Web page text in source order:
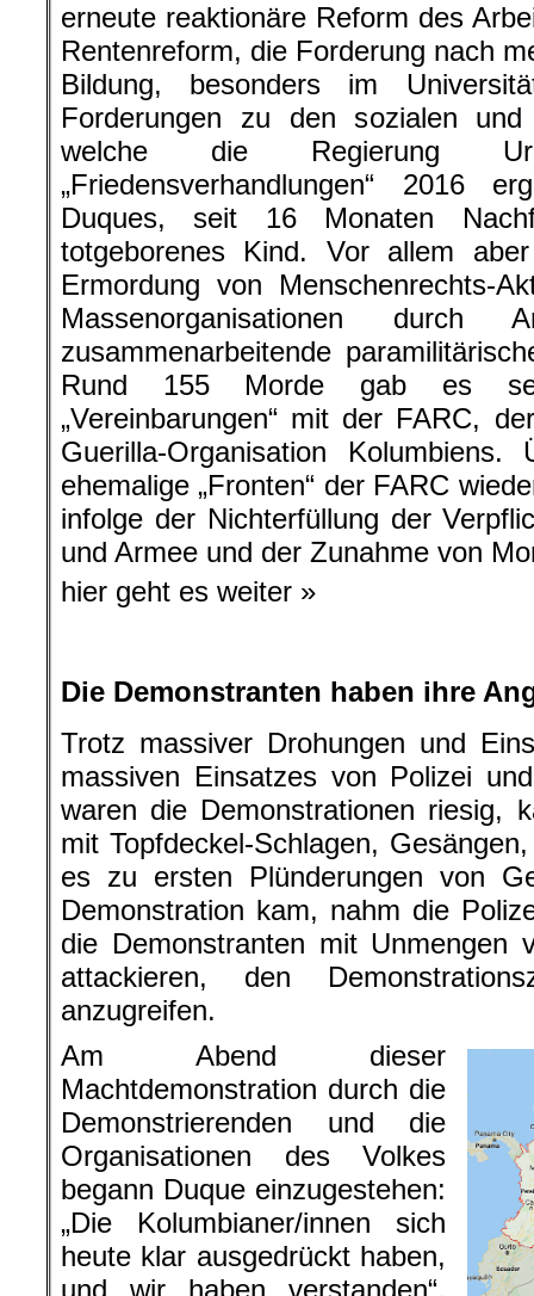
erneute reaktionäre Reform des
Rentenreform, die Forderung nach
Bildung, besonders im
Forderungen zu den sozialen und
welche die Regierung
„Friedensverhandlungen“ 2016
Duques, seit 16 Monaten
totgeborenes Kind. Vor allem
Ermordung von Menschenrechts-
Massenorganisationen
zusammenarbeitende
Rund 155 Morde gab es
„Vereinbarungen“ mit der FARC,
Guerilla-Organisation Kolumbiens.
ehemalige „Fronten“ der FARC
infolge der Nichterfüllung der
und Armee und der Zunahme von
hier geht es weiter »
Die Demonstranten haben ihre
Trotz massiver Drohungen und
massiven Einsatzes von Polizei und
waren die Demonstrationen riesig,
mit Topfdeckel-Schlagen,
es zu ersten Plünderungen von
Demonstration kam, nahm die
die Demonstranten mit Unmengen
attackieren, den
anzugreifen.
Am Abend dieser
Machtdemonstration durch die
Demonstrierenden und die
Organisationen des Volkes
begann Duque einzugestehen:
„Die Kolumbianer/innen sich
heute klar ausgedrückt haben,